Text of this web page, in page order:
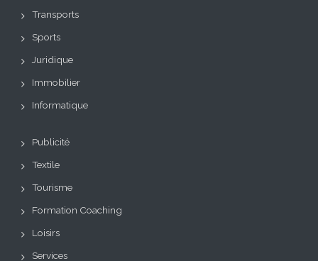
Transports
Sports
Juridique
Immobilier
Informatique
Publicité
Textile
Tourisme
Formation Coaching
Loisirs
Services